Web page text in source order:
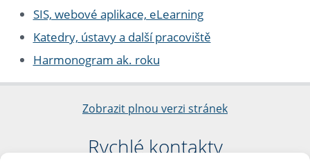
SIS, webové aplikace, eLearning
Katedry, ústavy a další pracoviště
Harmonogram ak. roku
Zobrazit plnou verzi stránek
Rychlé kontakty